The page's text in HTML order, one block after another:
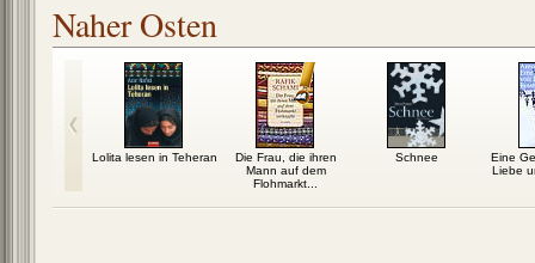
Naher Osten
Lolita lesen in Teheran
Die Frau, die ihren
Mann auf dem
Flohmarkt...
Schnee
Eine
Liebe